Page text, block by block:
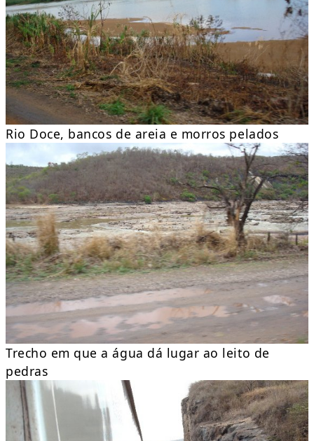
Rio Doce, bancos de areia e morros pelados
Trecho em que a água dá lugar ao leito de
pedras